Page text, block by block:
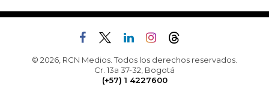
© 2026, RCN Medios. Todos los derechos reservados.
Cr. 13a 37-32, Bogotá
(+57) 1 4227600